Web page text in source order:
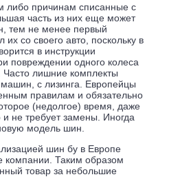
либо причинам списанные с
часть из них еще может
тем не менее первый
со своего авто, поскольку в
в инструкции
повреждении одного колеса
Часто лишние комплекты
с лизинга. Европейцы
правилам и обязательно
(недолгое) время, даже
не требует замены. Иногда
модель шин.
шин бу в Европе
компании. Таким образом
товар за небольшие